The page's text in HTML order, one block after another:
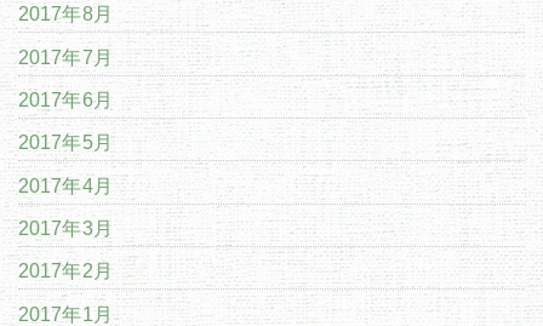
2017年8月
2017年7月
2017年6月
2017年5月
2017年4月
2017年3月
2017年2月
2017年1月